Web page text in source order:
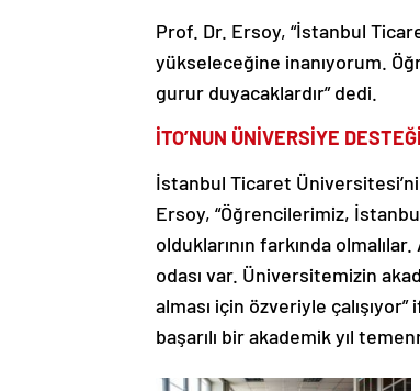
Prof. Dr. Ersoy, “İstanbul
yükseleceğine inanıyorum.
gurur duyacaklardır” dedi.
İTO’NUN ÜNİVERSİYE
İstanbul Ticaret
Ersoy, “Öğrencilerimiz,
olduklarının farkında
odası var. Üniversitemizin
alması için özveriyle
başarılı bir akademik yıl